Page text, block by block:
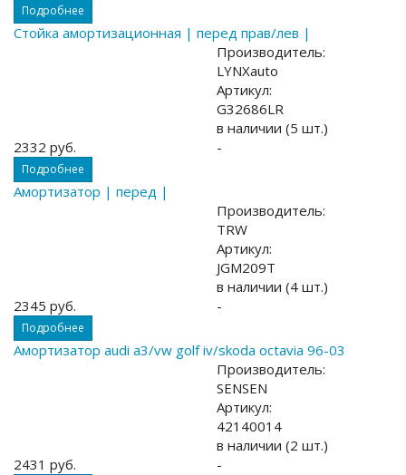
Подробнее
Стойка амортизационная | перед прав/лев |
Производитель:
LYNXauto
Артикул:
G32686LR
в наличии (5 шт.)
2332 руб.
-
Подробнее
Амортизатор | перед |
Производитель:
TRW
Артикул:
JGM209T
в наличии (4 шт.)
2345 руб.
-
Подробнее
Амортизатор audi a3/vw golf iv/skoda octavia 96-03
Производитель:
SENSEN
Артикул:
42140014
в наличии (2 шт.)
2431 руб.
-